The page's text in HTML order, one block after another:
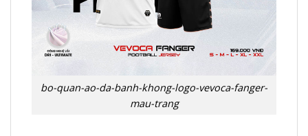
bo-quan-ao-da-banh-khong-logo-vevoca-fanger-
mau-trang